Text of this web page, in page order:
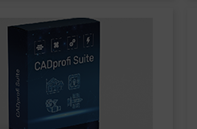
Read More